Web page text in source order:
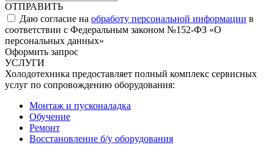
ОТПРАВИТЬ
Даю согласие на обработу персональной информации в
соответствии с Федеральным законом №152-ФЗ «О
персональных данных»
Оформить запрос
УСЛУГИ
Холодотехника предоставляет полный комплекс сервисных
услуг по сопровождению оборудования:
Монтаж и пусконаладка
Обучение
Ремонт
Восстановление б/у оборудования